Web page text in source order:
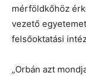
mérföldkőhöz
vezető
felsőoktatási
„Orbán azt